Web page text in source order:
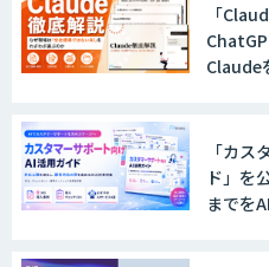
「
Claude
「カ
ド」を
までを